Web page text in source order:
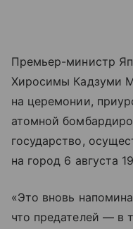
Премьер-министр
Хиросимы Кадзуми
на церемонии,
атомной
государство,
на город 6 августа
«Это вновь
что предателей — в